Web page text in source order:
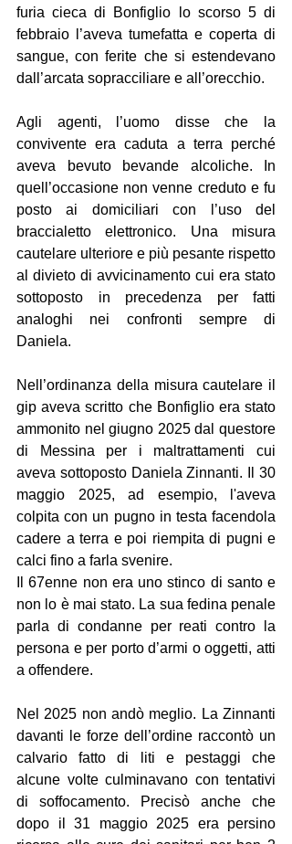
furia cieca di Bonfiglio lo scorso 5 di
febbraio l’aveva tumefatta e coperta di
sangue, con ferite che si estendevano
dall’arcata sopracciliare e all’orecchio.
Agli agenti, l’uomo disse che la
convivente era caduta a terra perché
aveva bevuto bevande alcoliche. In
quell’occasione non venne creduto e fu
posto ai domiciliari con l’uso del
braccialetto elettronico. Una misura
cautelare ulteriore e più pesante rispetto
al divieto di avvicinamento cui era stato
sottoposto in precedenza per fatti
analoghi nei confronti sempre di
Daniela.
Nell’ordinanza della misura cautelare il
gip aveva scritto che Bonfiglio era stato
ammonito nel giugno 2025 dal questore
di Messina per i maltrattamenti cui
aveva sottoposto Daniela Zinnanti. Il 30
maggio 2025, ad esempio, l'aveva
colpita con un pugno in testa facendola
cadere a terra e poi riempita di pugni e
calci fino a farla svenire.
Il 67enne non era uno stinco di santo e
non lo è mai stato. La sua fedina penale
parla di condanne per reati contro la
persona e per porto d’armi o oggetti, atti
a offendere.
Nel 2025 non andò meglio. La Zinnanti
davanti le forze dell’ordine raccontò un
calvario fatto di liti e pestaggi che
alcune volte culminavano con tentativi
di soffocamento. Precisò anche che
dopo il 31 maggio 2025 era persino